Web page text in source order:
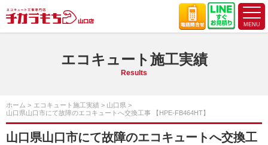
エコキュート施工実績
Results
ホーム エコキュート施工実績
山口県
山口県山口市にて故障のエコキュートへ交換工事 【HPE-FB464HT】
山口県山口市にて故障のエコキュートへ交換工